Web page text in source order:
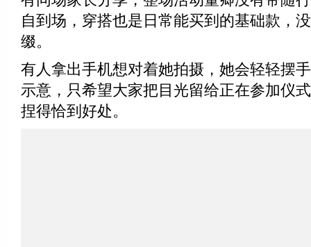
自到场，穿搭也是日常能买到的基础款，
缀。
有人拿出手机想对着她拍摄，她会轻轻摆
示意，只希望大家把目光留给正在参加仪
捏得恰到好处。